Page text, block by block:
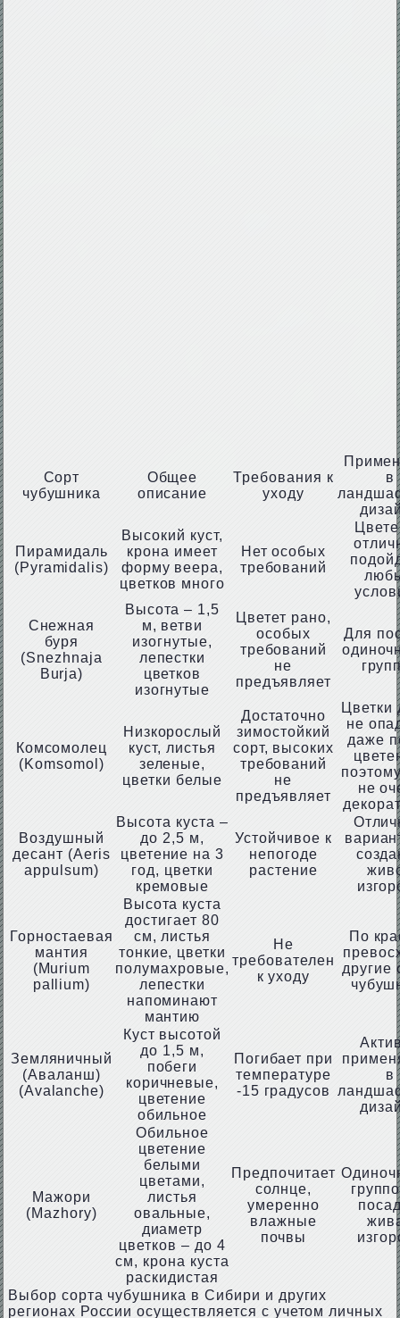
Сорт
чубушника
Общее
описание
Требования к
уходу
в
Пирамидаль
(Pyramidalis)
Высокий куст,
крона имеет
форму веера,
цветков много
Нет особых
требований
Снежная
буря
(Snezhnaja
Burja)
Высота – 1,5
м, ветви
изогнутые,
лепестки
цветков
изогнутые
Цветет рано,
особых
требований
не
предъявляет
Для
Комсомолец
(Komsomol)
Низкорослый
куст, листья
зеленые,
цветки белые
Достаточно
зимостойкий
сорт, высоких
требований
не
предъявляет
Цветки
не
даже
не
Воздушный
десант (Aeris
appulsum)
Высота куста –
до 2,5 м,
цветение на 3
год, цветки
кремовые
Устойчивое к
непогоде
растение
Горностаевая
мантия
(Murium
pallium)
Высота куста
достигает 80
см, листья
тонкие, цветки
полумахровые,
лепестки
напоминают
мантию
Не
требователен
к уходу
По
другие
Земляничный
(Аваланш)
(Avalanche)
Куст высотой
до 1,5 м,
побеги
коричневые,
цветение
обильное
Погибает при
температуре
-15 градусов
в
Мажори
(Mazhory)
Обильное
цветение
белыми
цветами,
листья
овальные,
диаметр
цветков – до 4
см, крона куста
раскидистая
Предпочитает
солнце,
умеренно
влажные
почвы
Выбор сорта чубушника в Сибири и других
регионах России осуществляется с учетом личных